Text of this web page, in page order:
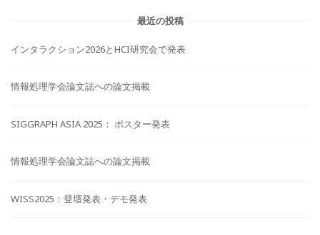
最近の投稿
インタラクション2026とHCI研究会で発表
情報処理学会論文誌への論文掲載
SIGGRAPH ASIA 2025： ポスター発表
情報処理学会論文誌への論文掲載
WISS2025：登壇発表・デモ発表